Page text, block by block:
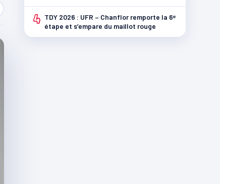
4 TDY 2026 : UFR – Chanflor remporte la 6ᵉ
étape et s’empare du maillot rouge